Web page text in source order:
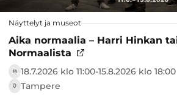
Näyttelyt ja museot
Aika normaalia – Harri Hinkan
Normaalista
18.7.2026 klo 11:00-­15.8.2026 klo 18:00
Tampere